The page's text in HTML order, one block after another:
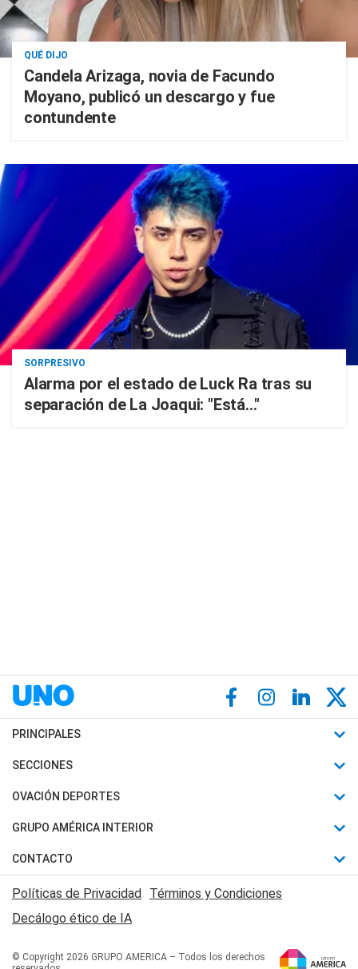
QUÉ DIJO
Candela Arizaga, novia de Facundo
Moyano, publicó un descargo y fue
contundente
SORPRESIVO
Alarma por el estado de Luck Ra tras su
separación de La Joaqui: "Está..."
PRINCIPALES
Últimas Noticias
Política
Judiciales
Economia
SECCIONES
Horóscopo
Motores
Trucos caseros
Series y Películas
Edictos y Solicitadas
OVACIÓN DEPORTES
Fútbol
Mundial
Automovilismo
Rugby
Básquet
GRUPO AMÉRICA INTERIOR
Canal 7 en Vivo
San Juan 8
CONTACTO
Acerca de Nosotros
Contactanos
Políticas de Privacidad Términos y Condiciones
Decálogo ético de IA
© Copyright 2026 GRUPO AMERICA – Todos los derechos